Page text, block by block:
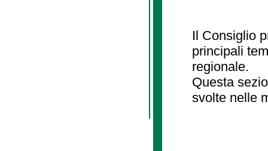
Il Consiglio
principali
regionale.
Questa
svolte nelle